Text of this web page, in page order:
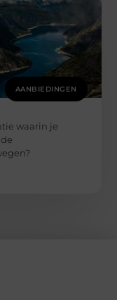
AANBIEDINGEN
waarin je